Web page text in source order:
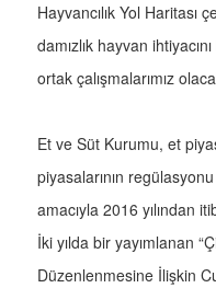
Hayvancılık Yol Haritası
damızlık hayvan
ortak çalışmalarımız
Et ve Süt Kurumu, et
piyasalarının
amacıyla 2016 yılından
İki yılda bir yayımlanan
Düzenlenmesine İlişkin